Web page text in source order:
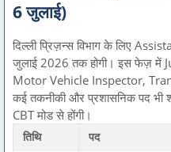
6 जुलाई)
दिल्ली प्रिज़न्स विभाग के लिए
जुलाई 2026 तक होगी। इस फेज़ में
Motor Vehicle Inspector,
कई तकनीकी और प्रशासनिक पद भी
CBT मोड से होंगी।
तिथि पद